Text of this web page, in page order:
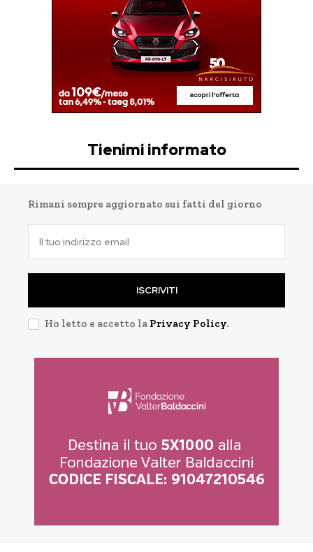
Tienimi informato
Rimani sempre aggiornato sui fatti del giorno
ISCRIVITI
Ho letto e accetto la Privacy Policy.